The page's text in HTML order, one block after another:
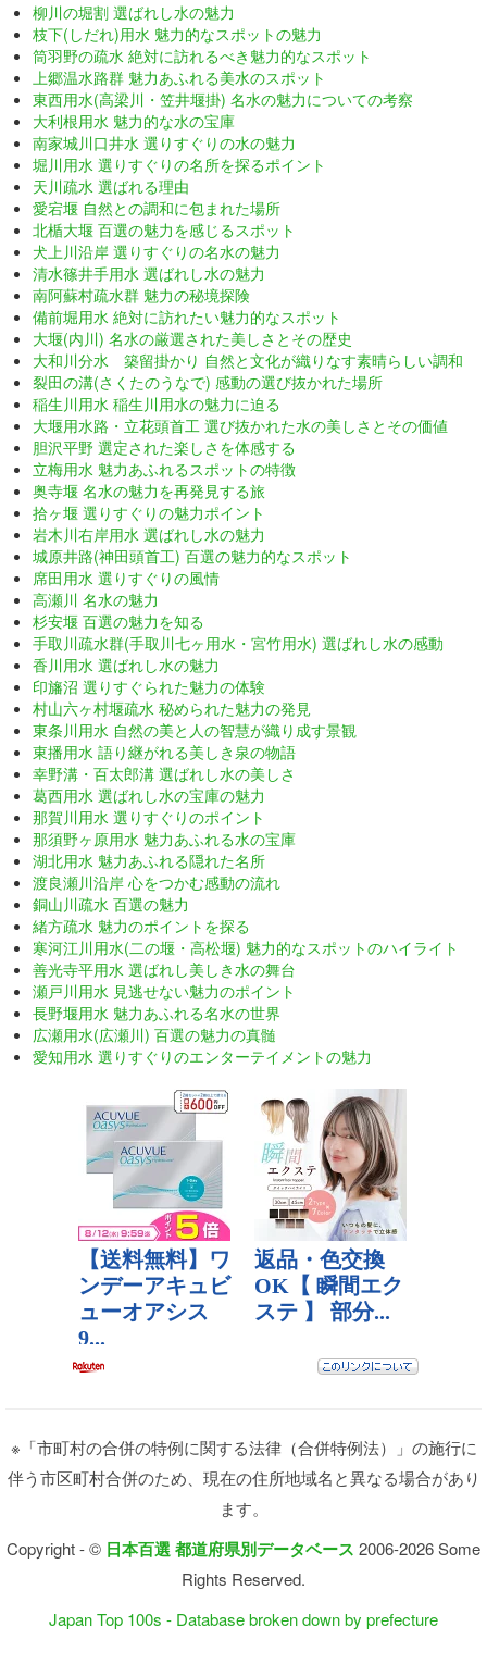
柳川の堀割 選ばれし水の魅力
枝下(しだれ)用水 魅力的なスポットの魅力
筒羽野の疏水 絶対に訪れるべき魅力的なスポット
上郷温水路群 魅力あふれる美水のスポット
東西用水(高梁川・笠井堰掛) 名水の魅力についての考察
大利根用水 魅力的な水の宝庫
南家城川口井水 選りすぐりの水の魅力
堀川用水 選りすぐりの名所を探るポイント
天川疏水 選ばれる理由
愛宕堰 自然との調和に包まれた場所
北楯大堰 百選の魅力を感じるスポット
犬上川沿岸 選りすぐりの名水の魅力
清水篠井手用水 選ばれし水の魅力
南阿蘇村疏水群 魅力の秘境探険
備前堀用水 絶対に訪れたい魅力的なスポット
大堰(内川) 名水の厳選された美しさとその歴史
大和川分水 築留掛かり 自然と文化が織りなす素晴らしい調和
裂田の溝(さくたのうなで) 感動の選び抜かれた場所
稲生川用水 稲生川用水の魅力に迫る
大堰用水路・立花頭首工 選び抜かれた水の美しさとその価値
胆沢平野 選定された楽しさを体感する
立梅用水 魅力あふれるスポットの特徴
奥寺堰 名水の魅力を再発見する旅
拾ヶ堰 選りすぐりの魅力ポイント
岩木川右岸用水 選ばれし水の魅力
城原井路(神田頭首工) 百選の魅力的なスポット
席田用水 選りすぐりの風情
高瀬川 名水の魅力
杉安堰 百選の魅力を知る
手取川疏水群(手取川七ヶ用水・宮竹用水) 選ばれし水の感動
香川用水 選ばれし水の魅力
印旛沼 選りすぐられた魅力の体験
村山六ヶ村堰疏水 秘められた魅力の発見
東条川用水 自然の美と人の智慧が織り成す景観
東播用水 語り継がれる美しき泉の物語
幸野溝・百太郎溝 選ばれし水の美しさ
葛西用水 選ばれし水の宝庫の魅力
那賀川用水 選りすぐりのポイント
那須野ヶ原用水 魅力あふれる水の宝庫
湖北用水 魅力あふれる隠れた名所
渡良瀬川沿岸 心をつかむ感動の流れ
銅山川疏水 百選の魅力
緒方疏水 魅力のポイントを探る
寒河江川用水(二の堰・高松堰) 魅力的なスポットのハイライト
善光寺平用水 選ばれし美しき水の舞台
瀬戸川用水 見逃せない魅力のポイント
長野堰用水 魅力あふれる名水の世界
広瀬用水(広瀬川) 百選の魅力の真髄
愛知用水 選りすぐりのエンターテイメントの魅力
※「市町村の合併の特例に関する法律（合併特例法）」の施行に
伴う市区町村合併のため、現在の住所地域名と異なる場合があり
ます。
Copyright - © 日本百選 都道府県別データベース 2006-2026 Some
Rights Reserved.
Japan Top 100s - Database broken down by prefecture